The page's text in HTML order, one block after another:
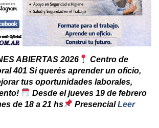
ABIERTAS 2026
Centro de
401 Si querés aprender un oficio,
tus oportunidades laborales,
Desde el jueves 19 de febrero
de 18 a 21 hs
PresencialLeer